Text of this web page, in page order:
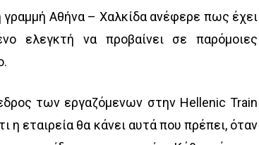
Αθήνα – Χαλκίδα ανέφερε πως έχει
ελεγκτή να προβαίνει σε παρόμοιες
των εργαζόμενων στην Hellenic Train
εταιρεία θα κάνει αυτά που πρέπει, όταν